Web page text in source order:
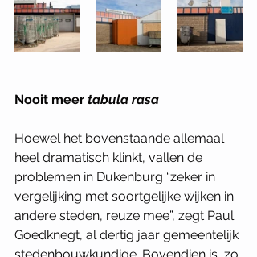
Nooit meer tabula rasa
Hoewel het bovenstaande allemaal
heel dramatisch klinkt, vallen de
problemen in Dukenburg “zeker in
vergelijking met soortgelijke wijken in
andere steden, reuze mee”, zegt Paul
Goedknegt, al dertig jaar gemeentelijk